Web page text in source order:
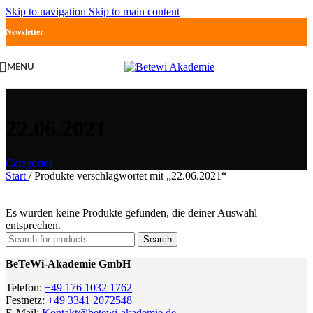
Skip to navigation Skip to main content
Newsletter
MENU
Categories
Start / Produkte verschlagwortet mit „22.06.2021“
Es wurden keine Produkte gefunden, die deiner Auswahl
entsprechen.
Search
BeTeWi-Akademie GmbH
Telefon: +49 176 1032 1762
Festnetz: +49 3341 2072548